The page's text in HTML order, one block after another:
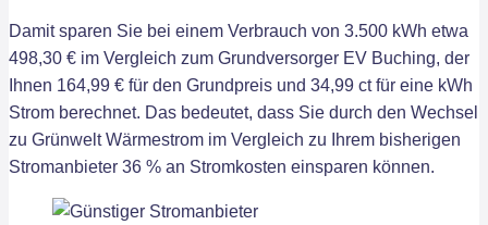
Damit sparen Sie bei einem Verbrauch von 3.500 kWh etwa
498,30 € im Vergleich zum Grundversorger EV Buching, der
Ihnen 164,99 € für den Grundpreis und 34,99 ct für eine kWh
Strom berechnet. Das bedeutet, dass Sie durch den Wechsel
zu Grünwelt Wärmestrom im Vergleich zu Ihrem bisherigen
Stromanbieter 36 % an Stromkosten einsparen können.